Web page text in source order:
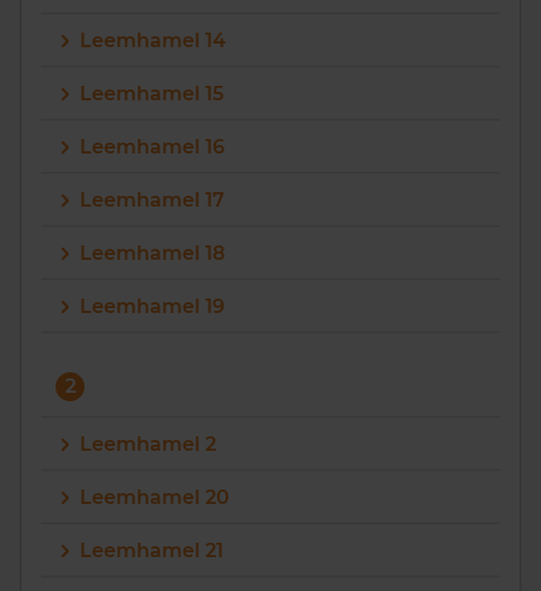
Maandag t/m vrijdag - 08:00 -18:00
Leemhamel 14
Leemhamel 15
Leemhamel 16
Leemhamel 17
Leemhamel 18
Leemhamel 19
2
Leemhamel 2
Leemhamel 20
Leemhamel 21